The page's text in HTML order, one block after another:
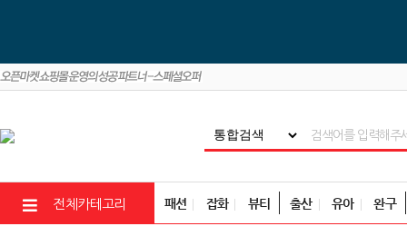
전체카테고리 패션 잡화 뷰티 출산 유아 완구